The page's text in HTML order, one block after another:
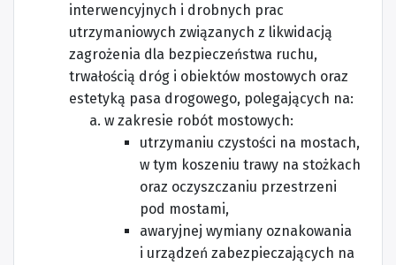
interwencyjnych i drobnych prac
utrzymaniowych związanych z likwidacją
zagrożenia dla bezpieczeństwa ruchu,
trwałością dróg i obiektów mostowych oraz
estetyką pasa drogowego, polegających na:
w zakresie robót mostowych:
utrzymaniu czystości na mostach,
w tym koszeniu trawy na stożkach
oraz oczyszczaniu przestrzeni
pod mostami,
awaryjnej wymiany oznakowania
i urządzeń zabezpieczających na